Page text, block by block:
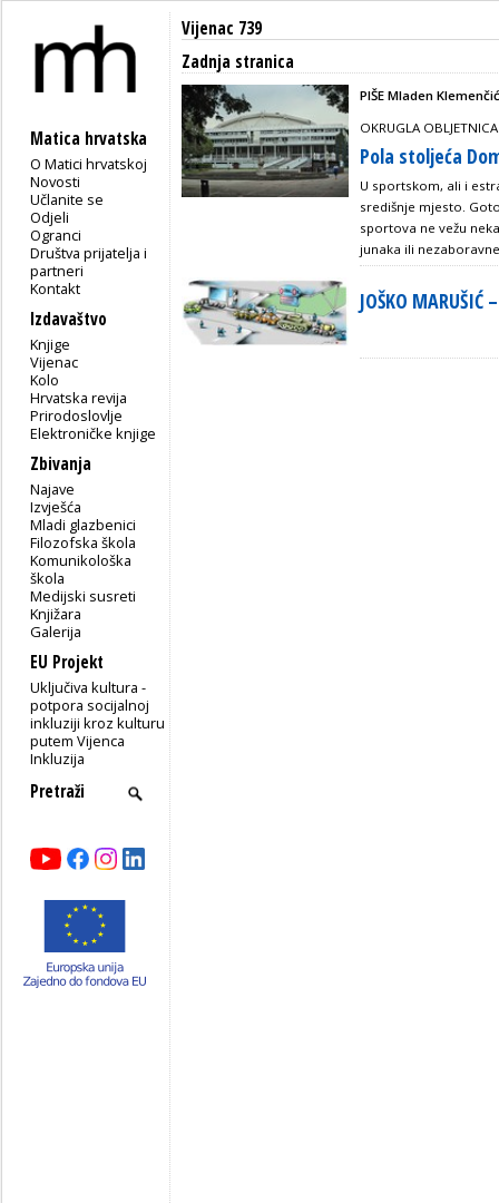
Matica hrvatska
O Matici hrvatskoj
Novosti
Učlanite se
Odjeli
Ogranci
Društva prijatelja i
partneri
Kontakt
Izdavaštvo
Knjige
Vijenac
Kolo
Hrvatska revija
Prirodoslovlje
Elektroničke knjige
Zbivanja
Najave
Izvješća
Mladi glazbenici
Filozofska škola
Komunikološka
škola
Medijski susreti
Knjižara
Galerija
EU Projekt
Uključiva kultura -
potpora socijalnoj
inkluziji kroz kulturu
putem Vijenca
Inkluzija
Vijenac 739
Zadnja stranica
PIŠE Mladen Klemenčić
OKRUGLA OBLJETNICA
Pola stoljeća
U sportskom, ali i
središnje mjesto.
sportova ne vežu
junaka ili
JOŠKO MARUŠIĆ